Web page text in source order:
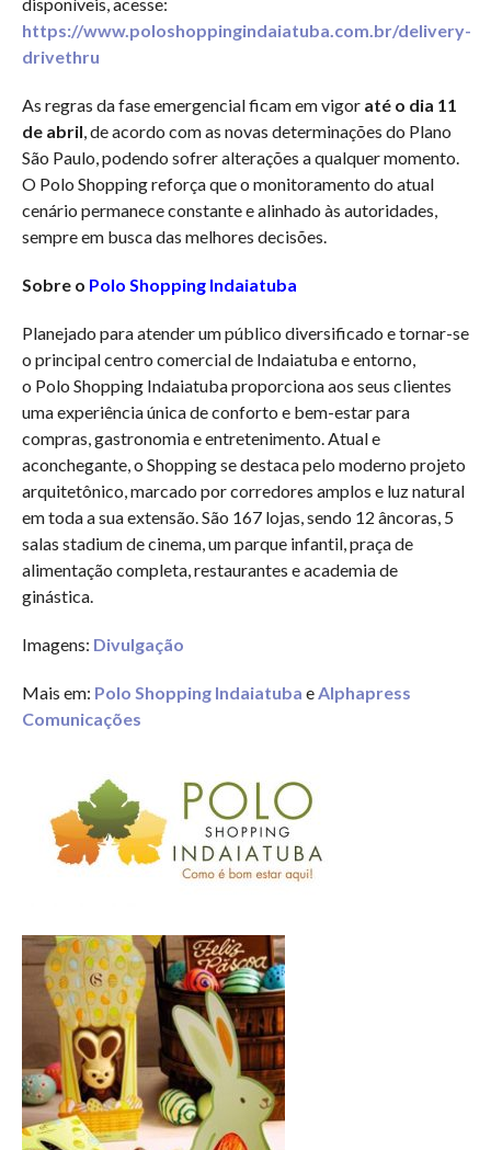
https://www.poloshoppingindaiatuba.com.br/delivery-
drivethru
As regras da fase emergencial ficam em vigor até o dia 11
de abril , de acordo com as novas determinações do Plano
São Paulo, podendo sofrer alterações a qualquer momento.
O Polo Shopping reforça que o monitoramento do atual
cenário permanece constante e alinhado às autoridades,
sempre em busca das melhores decisões.
Sobre o Polo Shopping Indaiatuba
Planejado para atender um público diversificado e tornar-se
o principal centro comercial de Indaiatuba e entorno,
o Polo Shopping Indaiatuba proporciona aos seus clientes
uma experiência única de conforto e bem-estar para
compras, gastronomia e entretenimento. Atual e
aconchegante, o Shopping se destaca pelo moderno projeto
arquitetônico, marcado por corredores amplos e luz natural
em toda a sua extensão. São 167 lojas, sendo 12 âncoras, 5
salas stadium de cinema, um parque infantil, praça de
alimentação completa, restaurantes e academia de
ginástica.
Imagens: Divulgação
Mais em: Polo Shopping Indaiatuba e Alphapress
Comunicações